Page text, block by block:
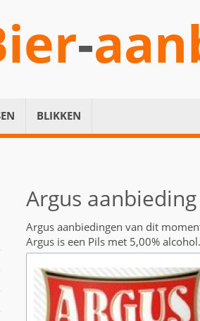
-
BLIKKEN
Argus aanbieding
Argus aanbiedingen van dit
Argus is een Pils met 5,00%